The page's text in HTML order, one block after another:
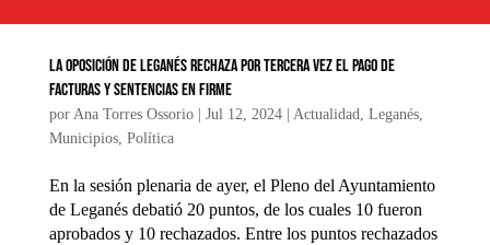
La oposición de Leganés rechaza por tercera vez el pago de
facturas y sentencias en firme
por Ana Torres Ossorio| Jul 12, 2024| Actualidad, Leganés,
Municipios, Política
En la sesión plenaria de ayer, el Pleno del Ayuntamiento
de Leganés debatió 20 puntos, de los cuales 10 fueron
aprobados y 10 rechazados. Entre los puntos rechazados